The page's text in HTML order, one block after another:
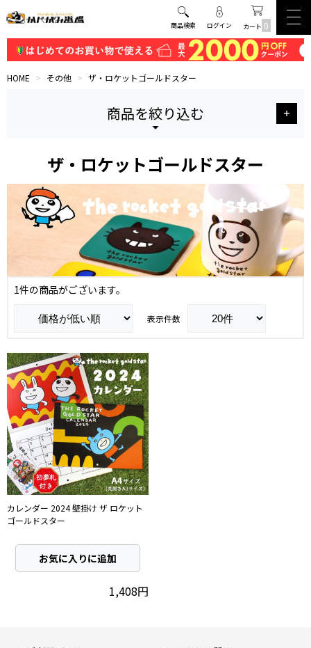
商品検索 ログイン カート 0
HOME > その他 > ザ・ロケットゴールドスター
商品を絞り込む
ザ・ロケットゴールドスター
1件の商品がございます。
表示件数
カレンダー 2024 壁掛け ザ ロケット
ゴールドスター
お気に入りに追加
1,408円